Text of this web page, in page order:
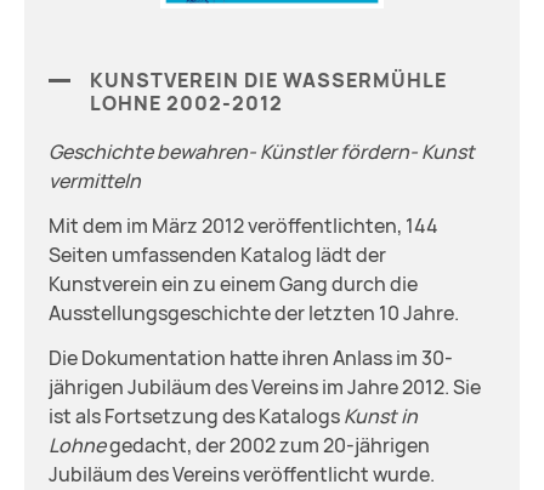
KUNSTVEREIN DIE WASSERMÜHLE
LOHNE 2002-2012
Geschichte bewahren- Künstler fördern- Kunst
vermitteln
Mit dem im März 2012 veröffentlichten, 144
Seiten umfassenden Katalog lädt der
Kunstverein ein zu einem Gang durch die
Ausstellungsgeschichte der letzten 10 Jahre.
Die Dokumentation hatte ihren Anlass im 30-
jährigen Jubiläum des Vereins im Jahre 2012. Sie
ist als Fortsetzung des KatalogsKunst in
Lohnegedacht, der 2002 zum 20-jährigen
Jubiläum des Vereins veröffentlicht wurde.